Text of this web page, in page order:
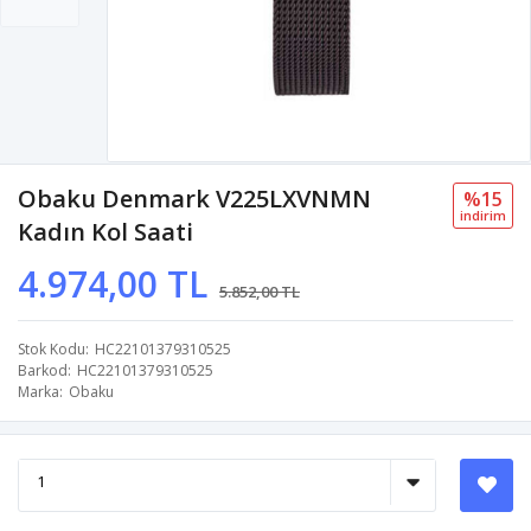
Obaku Denmark V225LXVNMN
Kadın Kol Saati
4.974,00 TL 5.852,00 TL
%15
i̇ndi̇ri̇m
Stok Kodu HC22101379310525
Barkod HC22101379310525
Marka Obaku